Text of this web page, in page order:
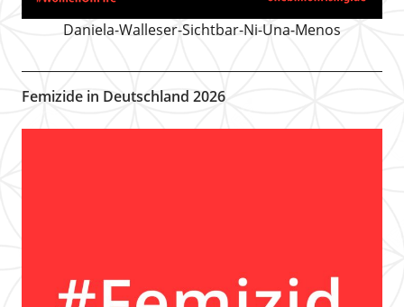
Daniela-Walleser-Sichtbar-Ni-Una-Menos
Femizide in Deutschland 2026